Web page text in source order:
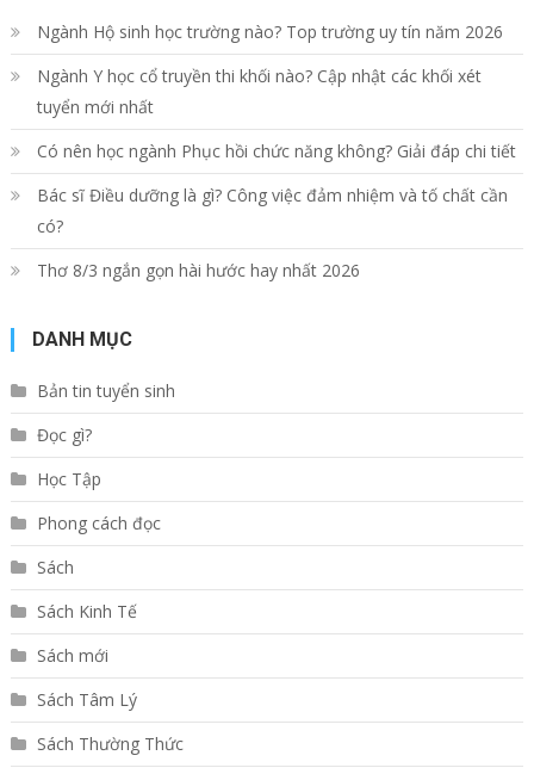
Ngành Hộ sinh học trường nào? Top trường uy tín năm 2026
Ngành Y học cổ truyền thi khối nào? Cập nhật các khối xét
tuyển mới nhất
Có nên học ngành Phục hồi chức năng không? Giải đáp chi tiết
Bác sĩ Điều dưỡng là gì? Công việc đảm nhiệm và tố chất cần
có?
Thơ 8/3 ngắn gọn hài hước hay nhất 2026
DANH MỤC
Bản tin tuyển sinh
Đọc gì?
Học Tập
Phong cách đọc
Sách
Sách Kinh Tế
Sách mới
Sách Tâm Lý
Sách Thường Thức